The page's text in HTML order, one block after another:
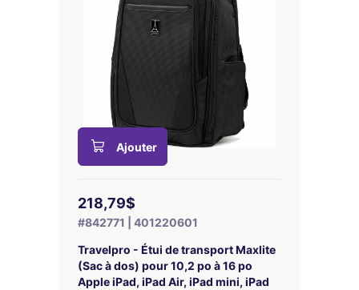
Ajouter
218,79$
#842771 | 401220601
Travelpro - Étui de transport Maxlite
(Sac à dos) pour 10,2 po à 16 po
Apple iPad, iPad Air, iPad mini, iPad